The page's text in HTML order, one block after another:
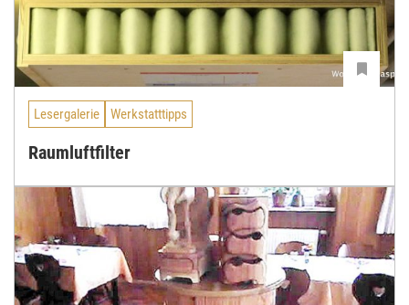
Lesergalerie Werkstatttipps
Raumluftfilter